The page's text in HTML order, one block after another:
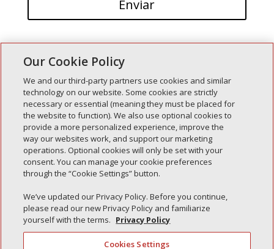
Entradas recientes
Simple Interlock de Walla Walla
Enclavamiento simple de Morton
Simple Interlock de Carol Stream
Simple Interlock de Waukegan
Simple Interlock de Texarkana
Our Cookie Policy
We and our third-party partners use cookies and similar
technology on our website. Some cookies are strictly
necessary or essential (meaning they must be placed for
the website to function). We also use optional cookies to
provide a more personalized experience, improve the
way our websites work, and support our marketing
operations. Optional cookies will only be set with your
consent. You can manage your cookie preferences
through the “Cookie Settings” button.
We’ve updated our Privacy Policy. Before you continue,
please read our new Privacy Policy and familiarize
yourself with the terms. Privacy Policy
Cookies Settings